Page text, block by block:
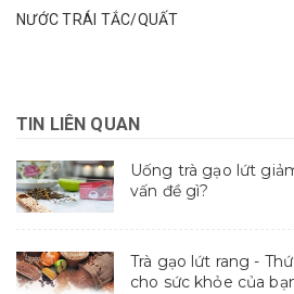
NƯỚC TRÁI TẮC/QUẤT
TIN LIÊN QUAN
Uống trà gạo lứt
vấn đề gì?
Trà gạo lứt rang -
cho sức khỏe của